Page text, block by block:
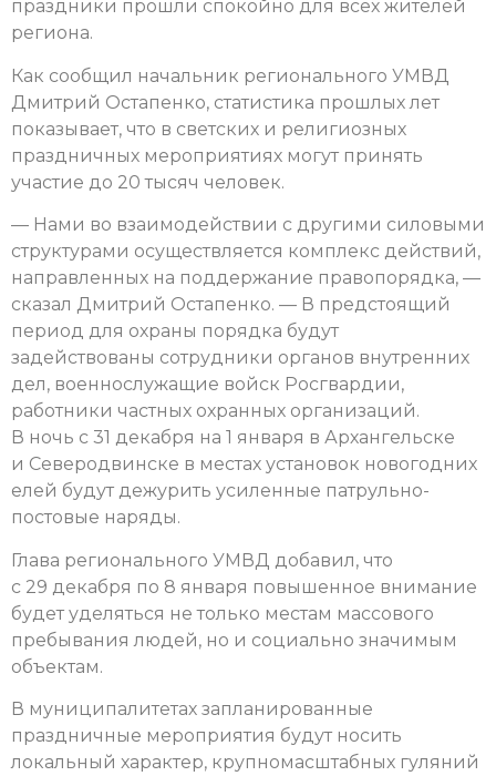
праздники прошли спокойно для всех жителей
региона.
Как сообщил начальник регионального УМВД
Дмитрий Остапенко, статистика прошлых лет
показывает, что в светских и религиозных
праздничных мероприятиях могут принять
участие до 20 тысяч человек.
— Нами во взаимодействии с другими силовыми
структурами осуществляется комплекс действий,
направленных на поддержание правопорядка, —
сказал Дмитрий Остапенко. — В предстоящий
период для охраны порядка будут
задействованы сотрудники органов внутренних
дел, военнослужащие войск Росгвардии,
работники частных охранных организаций.
В ночь с 31 декабря на 1 января в Архангельске
и Северодвинске в местах установок новогодних
елей будут дежурить усиленные патрульно-
постовые наряды.
Глава регионального УМВД добавил, что
с 29 декабря по 8 января повышенное внимание
будет уделяться не только местам массового
пребывания людей, но и социально значимым
объектам.
В муниципалитетах запланированные
праздничные мероприятия будут носить
локальный характер, крупномасштабных гуляний